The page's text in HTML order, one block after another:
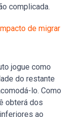
complicada.
de migrar
jogue como
do restante
lo. Como
obterá dos
ao